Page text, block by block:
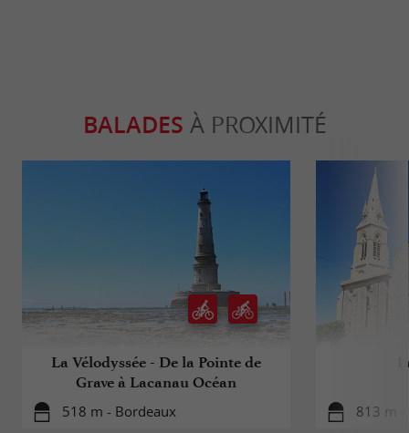
BALADES À PROXIMITÉ
La Vélodyssée - De la Pointe de
Grave à Lacanau Océan
518 m - Bordeaux 813 m -